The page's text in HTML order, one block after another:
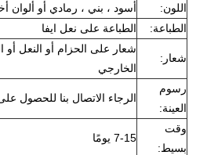
اللون:
أسود ، بني ، رمادي أو
الطباعة:
الطباعة على نعل ايفا
شعار:
شعار على الحزام أو النعل أو
الخارجي
رسوم
العينة:
الرجاء الاتصال بنا للحصول
وقت
بسيط:
7-15 يومًا